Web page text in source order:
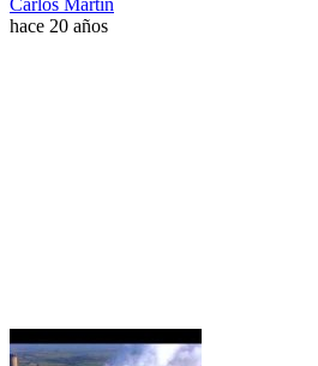
Carlos Martín
hace 20 años